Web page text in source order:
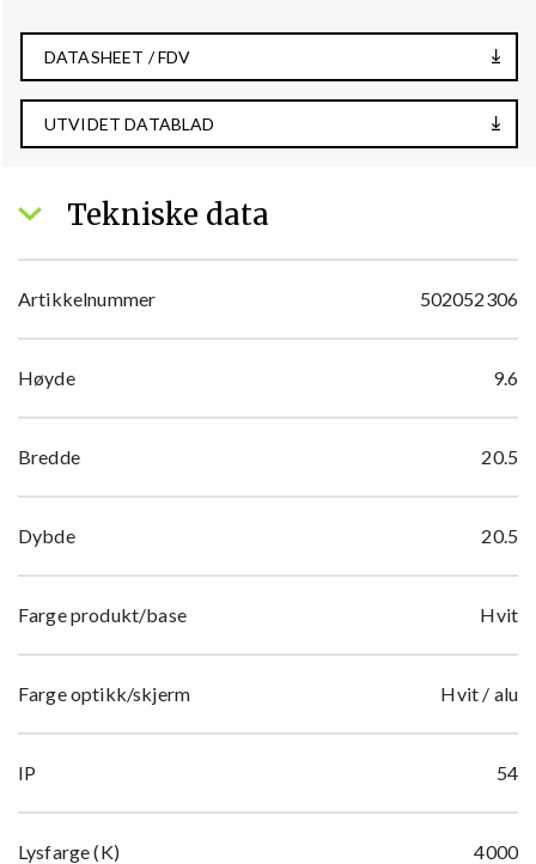
DATASHEET / FDV
UTVIDET DATABLAD
Tekniske data
Artikkelnummer 502052306
Høyde 9.6
Bredde 20.5
Dybde 20.5
Farge produkt/base Hvit
Farge optikk/skjerm Hvit / alu
IP 54
Lysfarge (K) 4000